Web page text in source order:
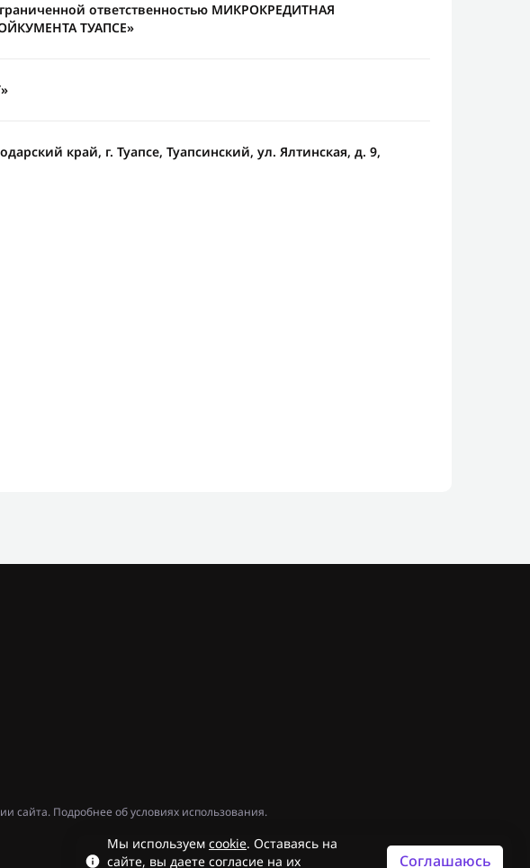
ответственностью МИКРОКРЕДИТНАЯ
ТУАПСЕ»
край, г. Туапсе, Туапсинский, ул. Ялтинская, д. 9,
сайта. Подробнее об условиях использования.
Мы используем cookie. Оставаясь на
сайте, вы даете согласие на их
Соглашаюсь